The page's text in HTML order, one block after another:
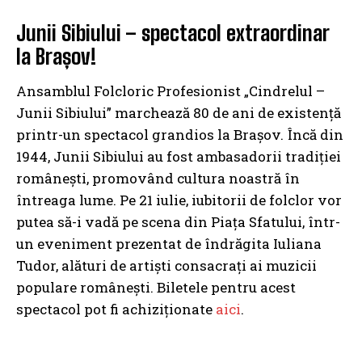
Junii Sibiului – spectacol extraordinar
la Brașov!
Ansamblul Folcloric Profesionist „Cindrelul –
Junii Sibiului” marchează 80 de ani de existență
printr-un spectacol grandios la Brașov. Încă din
1944, Junii Sibiului au fost ambasadorii tradiției
românești, promovând cultura noastră în
întreaga lume. Pe 21 iulie, iubitorii de folclor vor
putea să-i vadă pe scena din Piaţa Sfatului, într-
un eveniment prezentat de îndrăgita Iuliana
Tudor, alături de artiști consacrați ai muzicii
populare românești. Biletele pentru acest
spectacol pot fi achiziționate aici.